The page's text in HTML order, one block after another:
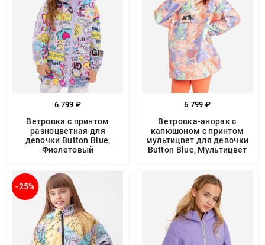
6 799 ₽
Ветровка с принтом
разноцветная для
девочки Button Blue,
Фиолетовый
6 799 ₽
Ветровка-анорак с
капюшоном с принтом
мультицвет для девочки
Button Blue, Мультицвет
-25%